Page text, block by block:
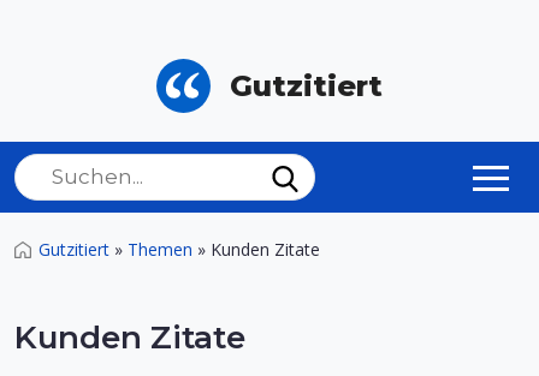
Gutzitiert
Gutzitiert » Themen » Kunden Zitate
Kunden Zitate